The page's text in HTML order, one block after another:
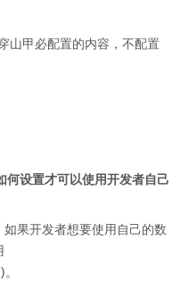
甲必配置的内容，不配置
设置才可以使用开发者自己
果开发者想要使用自己的数